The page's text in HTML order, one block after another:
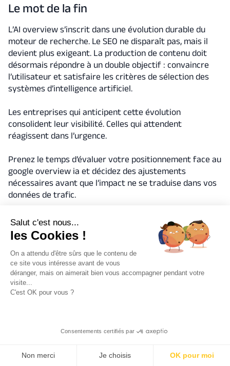
Le mot de la fin
L’AI overview s’inscrit dans une évolution durable du
moteur de recherche. Le SEO ne disparaît pas, mais il
devient plus exigeant. La production de contenu doit
désormais répondre à un double objectif : convaincre
l’utilisateur et satisfaire les critères de sélection des
systèmes d’intelligence artificiel.
Les entreprises qui anticipent cette évolution
consolident leur visibilité. Celles qui attendent
réagissent dans l’urgence.
Prenez le temps d’évaluer votre positionnement face au
google overview ia et décidez des ajustements
nécessaires avant que l’impact ne se traduise dans vos
données de trafic.
FLORA
Salut c'est nous...
les Cookies !
On a attendu d'être sûrs que le contenu de
ce site vous intéresse avant de vous
déranger, mais on aimerait bien vous accompagner pendant votre
visite...
C'est OK pour vous ?
Consentements certifiés par
Non merci Je choisis OK pour moi